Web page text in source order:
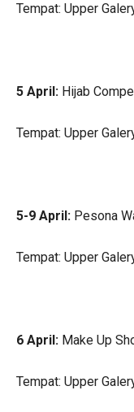
Tempat: Upper
5 April: Hijab
Tempat: Upper
5-9 April: Pesona
Tempat: Upper
6 April: Make Up
Tempat: Upper